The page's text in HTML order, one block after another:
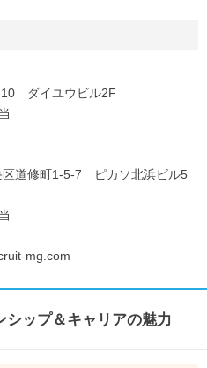
ダイユウビル2F
道修町1-5-7 ピカソ北浜ビル5
mg.com
ップ＆キャリアの魅力